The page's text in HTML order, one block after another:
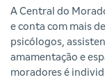
A Central do
e conta com mais
psicólogos,
amamentação e
moradores é